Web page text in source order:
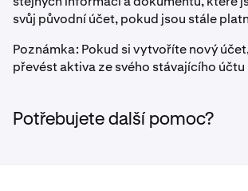
svůj původní účet, pokud jsou stále
Poznámka: Pokud si vytvoříte nový
převést aktiva ze svého stávajícího účtu
Potřebujete další pomoc?